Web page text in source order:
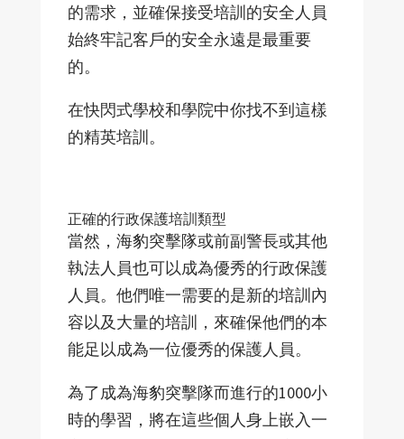
的需求，並確保接受培訓的安全人員
始終牢記客戶的安全永遠是最重要
的。
在快閃式學校和學院中你找不到這樣
的精英培訓。
正確的行政保護培訓類型
當然，海豹突擊隊或前副警長或其他
執法人員也可以成為優秀的行政保護
人員。他們唯一需要的是新的培訓內
容以及大量的培訓，來確保他們的本
能足以成為一位優秀的保護人員。
為了成為海豹突擊隊而進行的1000小
時的學習，將在這些個人身上嵌入一